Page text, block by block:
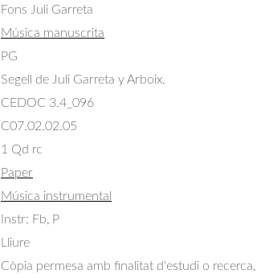
Fons Juli Garreta
Música manuscrita
PG
Segell de Juli Garreta y Arboix.
CEDOC 3.4_096
C07.02.02.05
1 Qd rc
Paper
Música instrumental
Instr: Fb, P
Lliure
Còpia permesa amb finalitat d'estudi o